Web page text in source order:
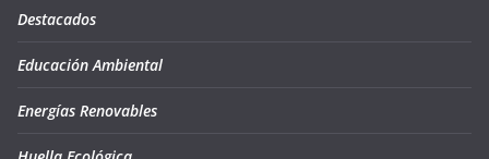
Destacados
Educación Ambiental
Energías Renovables